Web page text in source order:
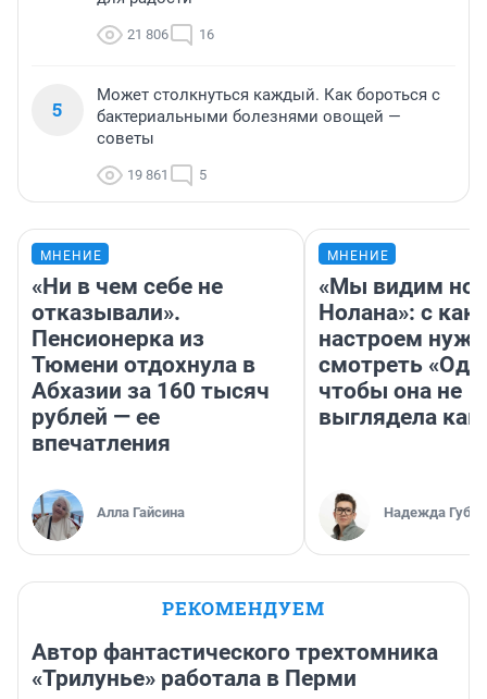
21 806 16
5
Может столкнуться каждый. Как бороться с
бактериальными болезнями овощей —
советы
19 861 5
МНЕНИЕ
«Ни в чем себе не
отказывали».
Пенсионерка из
Тюмени отдохнула в
Абхазии за 160 тысяч
рублей — ее
впечатления
Алла Гайсина
МНЕНИЕ
«Мы видим
Нолана»: с
настроем
смотреть
чтобы она не
выглядела как
Надежда
РЕКОМЕНДУЕМ
Автор фантастического трехтомника
«Трилунье» работала в Перми